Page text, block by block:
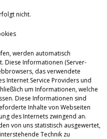
nicht.
werden automatisch
Diese Informationen (Server-
das verwendete
Internet Service Providers und
um Informationen, welche
Diese Informationen sind
Inhalte von Webseiten
des Internets zwingend an.
von uns statistisch ausgewertet,
Technik zu